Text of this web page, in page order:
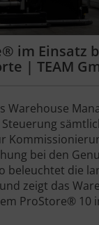
im Einsatz
| TEAM
Warehouse
bei den
beleuchtet die
zeigt das
ProStore® 10